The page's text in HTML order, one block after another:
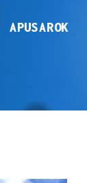
APUSAROK